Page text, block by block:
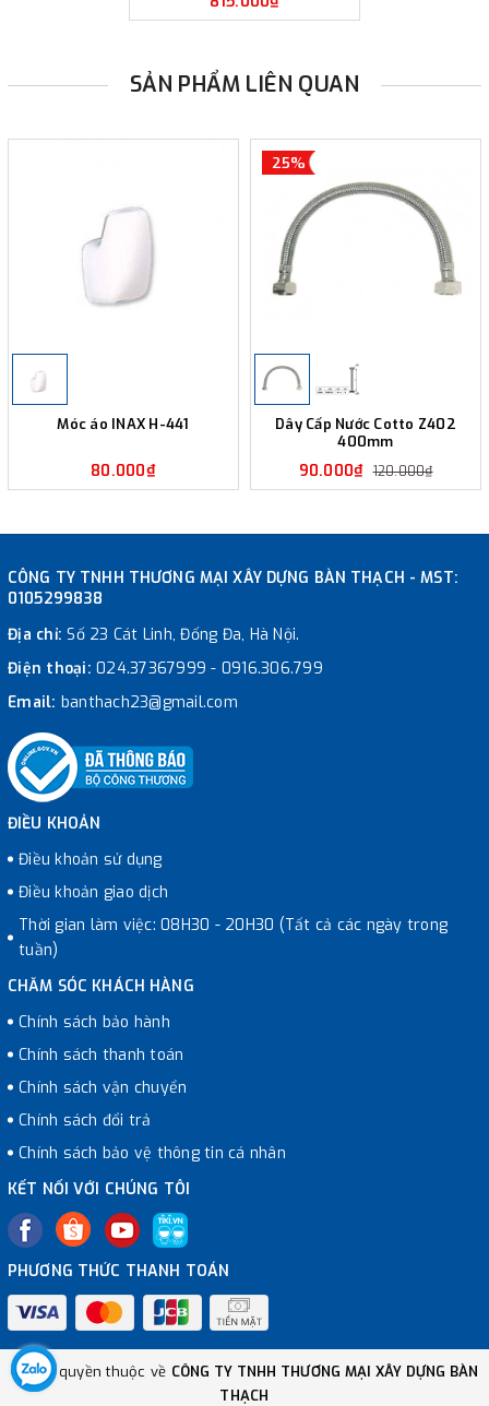
SẢN PHẨM LIÊN QUAN
Móc áo INAX H-441
80.000₫
25%
Dây Cấp Nước Cotto Z402
400mm
90.000₫ 120.000₫
CÔNG TY TNHH THƯƠNG MẠI XÂY DỰNG BÀN THẠCH - MST:
0105299838
Địa chỉ:Số 23 Cát Linh, Đống Đa, Hà Nội.
Điện thoại: 024.37367999 - 0916.306.799
Email: banthach23@gmail.com
ĐIỀU KHOẢN
Điều khoản sử dụng
Điều khoản giao dịch
Thời gian làm việc: 08H30 - 20H30 (Tất cả các ngày trong
tuần)
CHĂM SÓC KHÁCH HÀNG
Chính sách bảo hành
Chính sách thanh toán
Chính sách vận chuyển
Chính sách đổi trả
Chính sách bảo vệ thông tin cá nhân
KẾT NỐI VỚI CHÚNG TÔI
PHƯƠNG THỨC THANH TOÁN
© Bản quyền thuộc về CÔNG TY TNHH THƯƠNG MẠI XÂY DỰNG BÀN
THẠCH